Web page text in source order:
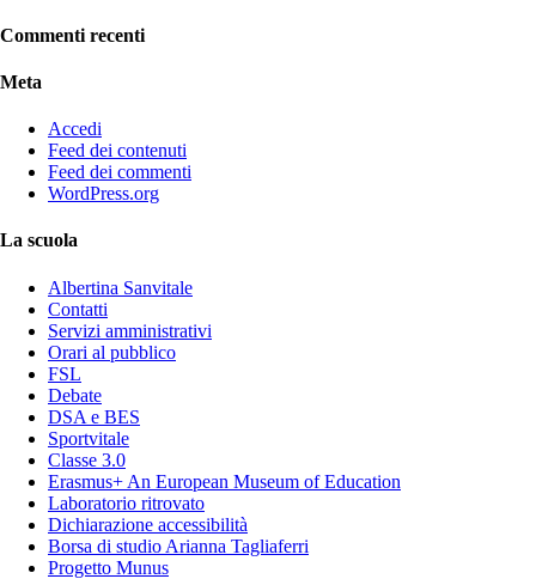
Commenti recenti
Meta
Accedi
Feed dei contenuti
Feed dei commenti
WordPress.org
La scuola
Albertina Sanvitale
Contatti
Servizi amministrativi
Orari al pubblico
FSL
Debate
DSA e BES
Sportvitale
Classe 3.0
Erasmus+ An European Museum of Education
Laboratorio ritrovato
Dichiarazione accessibilità
Borsa di studio Arianna Tagliaferri
Progetto Munus